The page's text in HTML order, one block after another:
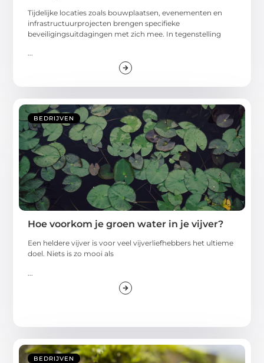
Tijdelijke locaties zoals bouwplaatsen, evenementen en
infrastructuurprojecten brengen specifieke
beveiligingsuitdagingen met zich mee. In tegenstelling
...
BEDRIJVEN
Hoe voorkom je groen water in je vijver?
Een heldere vijver is voor veel vijverliefhebbers het ultieme
doel. Niets is zo mooi als
BEDRIJVEN